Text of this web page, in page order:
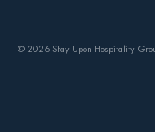
© 2026 Stay Upon Hospitality